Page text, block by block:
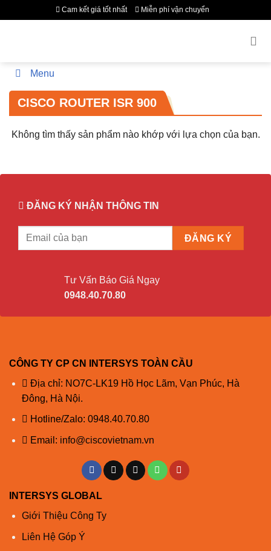
qua
Cam kết giá tốt nhất Miễn phí vận chuyển
Menu
CISCO ROUTER ISR 900
Không tìm thấy sản phẩm nào khớp với lựa chọn của bạn.
ĐĂNG KÝ NHẬN THÔNG TIN
Tư Vấn Báo Giá Ngay
0948.40.70.80
CÔNG TY CP CN INTERSYS TOÀN CẦU
Địa chỉ: NO7C-LK19 Hồ Học Lãm, Vạn Phúc, Hà
Đông, Hà Nội.
Hotline/Zalo: 0948.40.70.80
Email: info@ciscovietnam.vn
INTERSYS GLOBAL
Giới Thiệu Công Ty
Liên Hệ Góp Ý